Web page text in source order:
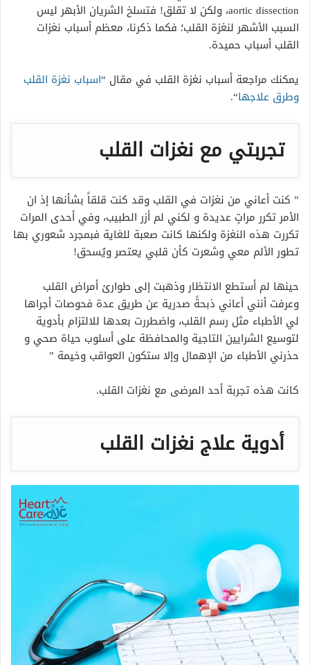
aortic dissection، ولكن لا تقلق! فتسلخ الشريان الأبهر ليس
السبب الأشهر لنغزة القلب؛ فكما ذكرنا، معظم أسباب نغزات
القلب أسباب حميدة.
يمكنك مراجعة أسباب نغزة القلب في مقال “اسباب نغزة القلب
وطرق علاجها“.
تجربتي مع نغزات القلب
” كنت أعاني من نغزات في القلب وقد كنت قلقاً بشأنها إذ ان
الأمر تكرر مراتٍ عديدة و لكني لم أزر الطبيب، وفي أحدى المرات
تكررت هذه النغزة ولكنها كانت صعبة للغاية فبمجرد شعوري بها
تطور الألم معي وشعرت كأن قلبي يعتصر ويُسحق!
حينها لم أستطع الانتظار وذهبت إلى طوارئ أمراض القلب
وعرفت أنني أعاني ذبحةً صدرية عن طريق عدة فحوصات أجراها
لي الأطباء مثل رسم القلب، واضطررت بعدها للالتزام بأدوية
لتوسيع الشرايين التاجية والمحافظة على أسلوب حياة صحي و
حذرني الأطباء من الإهمال وإلا ستكون العواقب وخيمة ”
كانت هذه تجربة أحد المرضى مع نغزات القلب.
أدوية علاج نغزات القلب